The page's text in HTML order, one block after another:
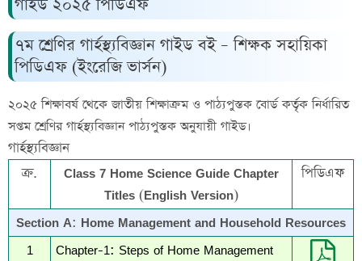
গাইড ২০২৫ পিডিএফ
৭ম শ্রেণির গার্হস্থ্যবিজ্ঞান গাইড বই – শিক্ষক সহায়িকা
পিডিএফ (ইংরেজি ভার্সন)
২০২৫ শিক্ষাবর্ষ থেকে জাতীয় শিক্ষাক্রম ও পাঠ্যপুস্তক বোর্ড কর্তৃক নির্ধারিত
সপ্তম শ্রেণির গার্হস্থ্যবিজ্ঞান পাঠ্যপুস্তক অনুযায়ী গাইড।
গার্হস্থ্যবিজ্ঞান
ক্র.
Class 7 Home Science Guide Chapter
Titles (English Version)
পিডিএফ
Section A: Home Management and Household Resources
1
Chapter-1: Steps of Home Management